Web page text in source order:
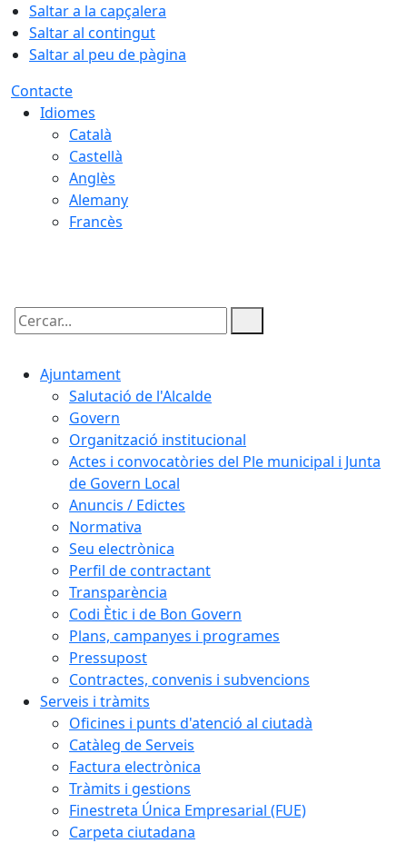
Saltar a la capçalera
Saltar al contingut
Saltar al peu de pàgina
Contacte
Idiomes
Català
Castellà
Anglès
Alemany
Francès
Cercar:
Ajuntament
Salutació de l'Alcalde
Govern
Organització institucional
Actes i convocatòries del Ple municipal i Junta
de Govern Local
Anuncis / Edictes
Normativa
Seu electrònica
Perfil de contractant
Transparència
Codi Ètic i de Bon Govern
Plans, campanyes i programes
Pressupost
Contractes, convenis i subvencions
Serveis i tràmits
Oficines i punts d'atenció al ciutadà
Catàleg de Serveis
Factura electrònica
Tràmits i gestions
Finestreta Única Empresarial (FUE)
Carpeta ciutadana